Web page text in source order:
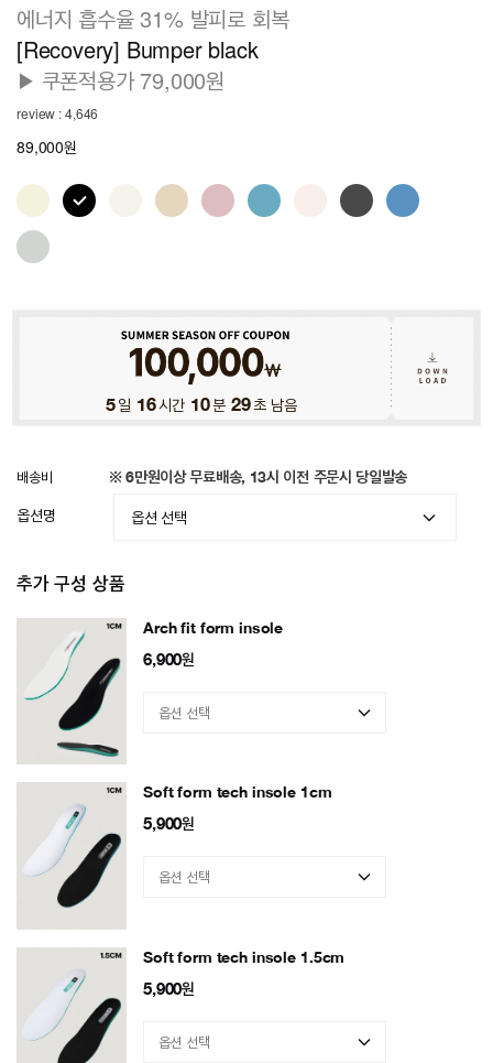
에너지 흡수율 31% 발피로 회복
[Recovery] Bumper black
▶ 쿠폰적용가 79,000원
review : 4,646
89,000원
5일 16시간 10분 25초 남음
배송비 ※ 6만원이상 무료배송, 13시 이전 주문시 당일발송
옵션명
추가 구성 상품
Arch fit form insole
6,900원
Soft form tech insole 1cm
5,900원
Soft form tech insole 1.5cm
5,900원